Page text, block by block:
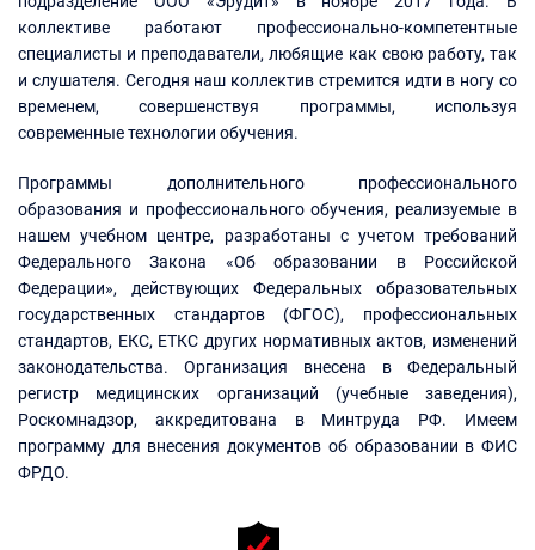
коллективе работают профессионально-компетентные
специалисты и преподаватели, любящие как свою работу, так
и слушателя. Сегодня наш коллектив стремится идти в ногу со
временем, совершенствуя программы, используя
современные технологии обучения.
Программы дополнительного профессионального
образования и профессионального обучения, реализуемые в
нашем учебном центре, разработаны с учетом требований
Федерального Закона «Об образовании в Российской
Федерации», действующих Федеральных образовательных
государственных стандартов (ФГОС), профессиональных
стандартов, ЕКС, ЕТКС других нормативных актов, изменений
законодательства. Организация внесена в Федеральный
регистр медицинских организаций (учебные заведения),
Роскомнадзор, аккредитована в Минтруда РФ. Имеем
программу для внесения документов об образовании в ФИС
ФРДО.